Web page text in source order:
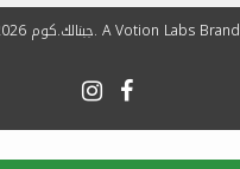
جبنالك.كوم. A Votion Labs Brand